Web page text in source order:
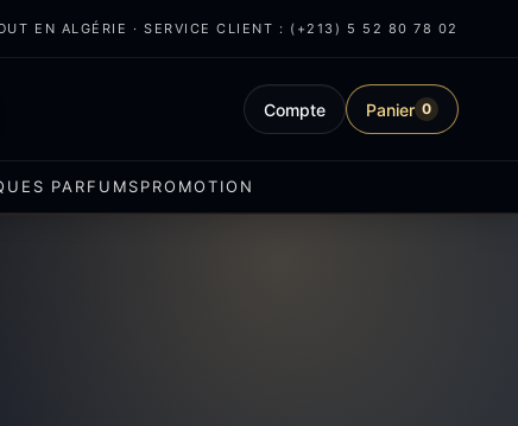
EN ALGÉRIE · SERVICE CLIENT : (+213) 5 52 80 78 02
Compte Panier 0
PARFUMSPROMOTION